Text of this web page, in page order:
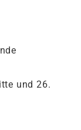
und 26.